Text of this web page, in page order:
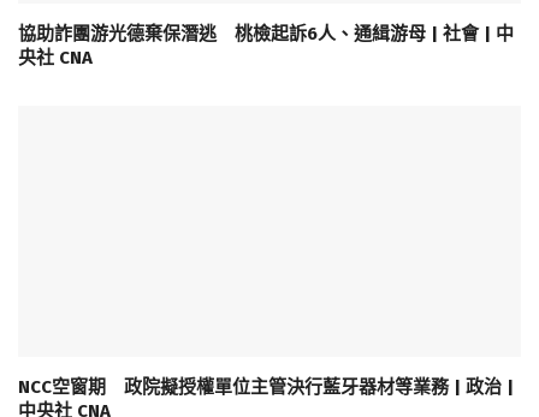
協助詐團游光德棄保潛逃 桃檢起訴6人、通緝游母 | 社會 | 中
央社 CNA
NCC空窗期 政院擬授權單位主管決行藍牙器材等業務 | 政治 |
中央社 CNA